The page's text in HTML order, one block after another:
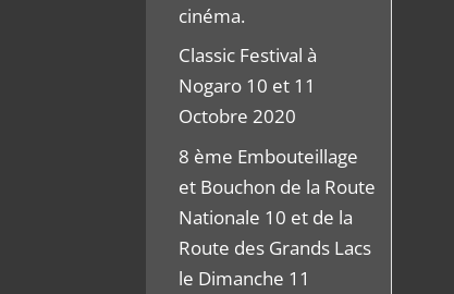
cinéma.
Classic Festival à
Nogaro 10 et 11
Octobre 2020
8 ème Embouteillage
et Bouchon de la Route
Nationale 10 et de la
Route des Grands Lacs
le Dimanche 11